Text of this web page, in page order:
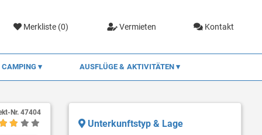
Merkliste (0) Vermieten Kontakt
CAMPING AUSFLÜGE & AKTIVITÄTEN
Nr. 47404
Unterkunftstyp & Lage